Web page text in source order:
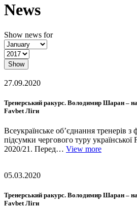
News
Show news for
Show
27.09.2020
Тренерський ракурс. Володимир Шаран –
Favbet Ліги
Всеукраїнське об’єднання тренерів з
підсумки чергового туру української
2020/21. Перед… View more
05.03.2020
Тренерський ракурс. Володимир Шаран –
Favbet Ліги